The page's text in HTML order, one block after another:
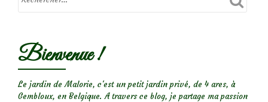
Bienvenue !
Le jardin de Malorie, c'est un petit jardin privé, de 4 ares, à
Gembloux, en Belgique. A travers ce blog, je partage ma passion